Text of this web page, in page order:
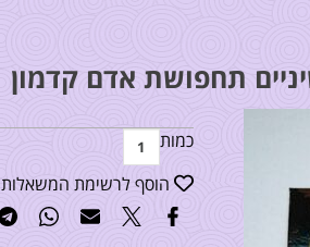
תחפושת אדם קדמון
כמות
הוסף לרשימת המשאלות